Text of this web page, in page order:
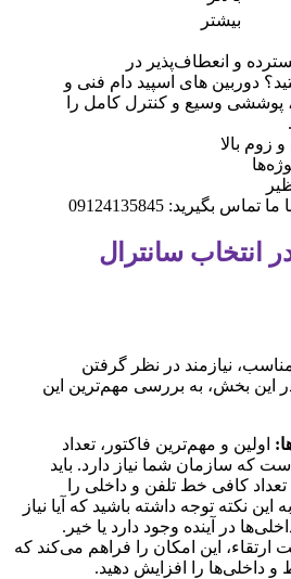
بیشتر
و انعطاف‌پذیر در
دوربین های اسپید دام فنی و
پوششی وسیع و کنترل کامل را
بگیرید: 09124135845
انتخاب سانترال
مناسب، نیازمند در نظر گرفتن
این بخش، به بررسی مهم‌ترین این
اولین و مهم‌ترین فاکتور، تعداد
که سازمان شما نیاز دارد. باید
تعداد کافی خط تلفن و داخلی را
این نکته توجه داشته باشید که آیا نیاز
در آینده وجود دارد یا خیر.
ارتقاء، این امکان را فراهم می‌کند که
داخلی‌ها را افزایش دهید.